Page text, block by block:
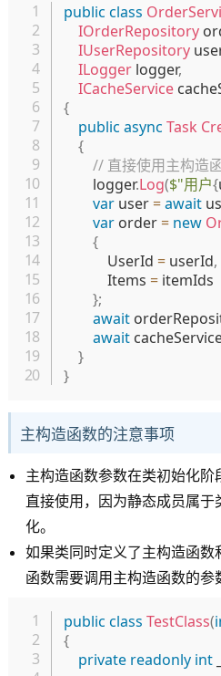
public class
IOrderRepository
IUserRepository
ILogger logger,
ICacheService
{
public async Task
{
// 直接使用主构造
        logger
.Log($"用户{
var user =await
var order = new
{
            UserId
= userId,
            Items
= itemIds
};
await
await
}
}
主构造函数的注意事项
主构造函数参数在类初始化
直接使用，因为静态成员属
化。
如果类同时定义了主构造函
函数需要调用主构造函数的参
public class TestClass(
{
private readonly int